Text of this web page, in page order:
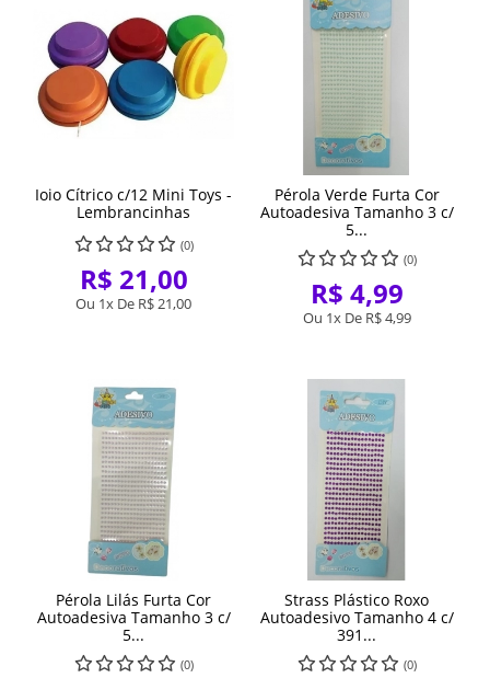
Ioio Cítrico c/12 Mini Toys -
Lembrancinhas
(0)
R$ 21,00
Ou 1x De R$ 21,00
Pérola Verde Furta Cor
Autoadesiva Tamanho 3 c/
5...
(0)
R$ 4,99
Ou 1x De R$ 4,99
Pérola Lilás Furta Cor
Autoadesiva Tamanho 3 c/
5...
(0)
Strass Plástico Roxo
Autoadesivo Tamanho 4 c/
391...
(0)